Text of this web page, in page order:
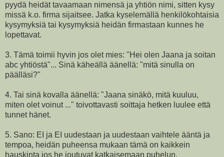
pyydä heidät tavaamaan nimensä ja yhtiön nimi, sitten kysy
missä k.o. firma sijaitsee. Jatka kyselemällä henkilökohtaisia
kysymyksiä tai kysymyksiä heidän firmastaan kunnes he
lopettavat.
3. Tämä toimii hyvin jos olet mies: "Hei olen Jaana ja soitan
abc yhtiöstä"... Sinä käheällä äänellä: "mitä sinulla on
päälläsi?"
4. Tai sinä kovalla äänellä: "Jaana sinäkö, mitä kuuluu,
miten olet voinut ..." toivottavasti soittaja hetken luulee että
tunnet hänet.
5. Sano: EI ja EI uudestaan ja uudestaan vaihtele ääntä ja
tempoa, heidän puheensa mukaan tämä on kaikkein
hauskinta jos he joutuvat katkaisemaan puhelun.